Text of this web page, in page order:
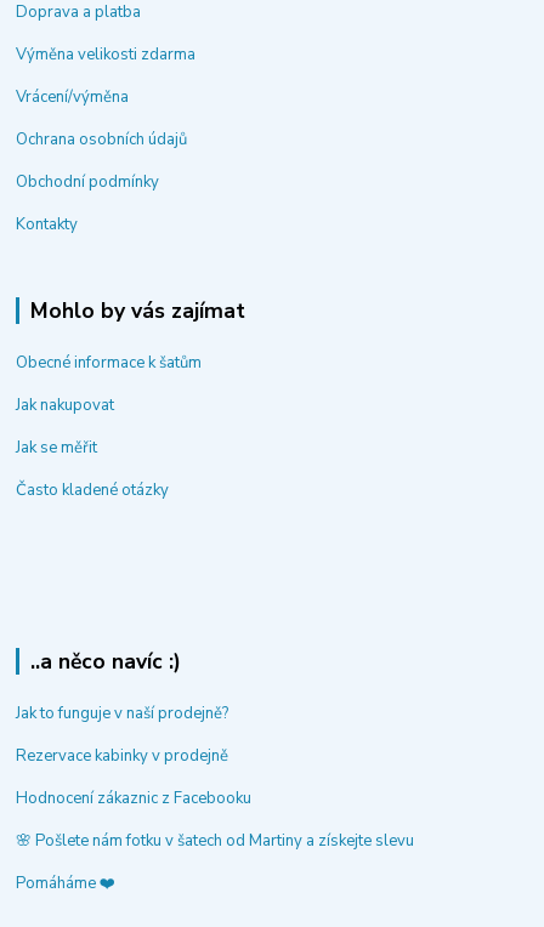
Doprava a platba
Výměna velikosti zdarma
Vrácení/výměna
Ochrana osobních údajů
Obchodní podmínky
Kontakty
Mohlo by vás zajímat
Obecné informace k šatům
Jak nakupovat
Jak se měřit
Často kladené otázky
..a něco navíc :)
Jak to funguje v naší prodejně?
Rezervace kabinky v prodejně
Hodnocení zákaznic z Facebooku
🌸 Pošlete nám fotku v šatech od Martiny a získejte slevu
Pomáháme ❤️